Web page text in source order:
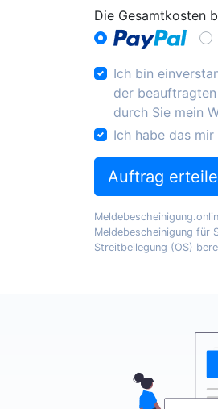
Die Gesamtkosten
Ich bin
der
durch Sie mein
Ich habe das
Auftrag
Meldebescheinigung für
Streitbeilegung (OS)